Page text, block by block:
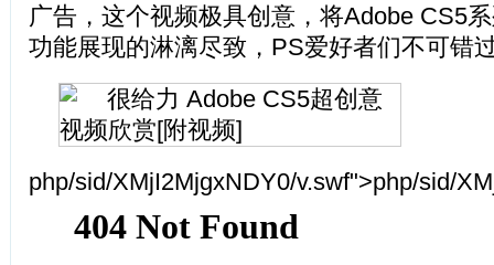
广告，这个视频极具创意，将Adobe CS5
功能展现的淋漓尽致，PS爱好者们不可错
php/sid/XMjI2MjgxNDY0/v.swf">php/sid/